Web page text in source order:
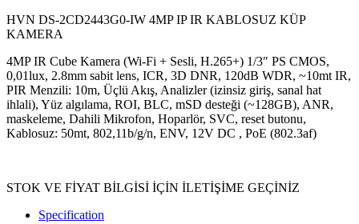
HVN DS-2CD2443G0-IW 4MP IP IR KABLOSUZ KÜP
KAMERA
4MP IR Cube Kamera (Wi-Fi + Sesli, H.265+) 1/3″ PS CMOS,
0,01lux, 2.8mm sabit lens, ICR, 3D DNR, 120dB WDR, ~10mt IR,
PIR Menzili: 10m, Üçlü Akış, Analizler (izinsiz giriş, sanal hat
ihlali), Yüz algılama, ROI, BLC, mSD desteği (~128GB), ANR,
maskeleme, Dahili Mikrofon, Hoparlör, SVC, reset butonu,
Kablosuz: 50mt, 802,11b/g/n, ENV, 12V DC , PoE (802.3af)
STOK VE FİYAT BİLGİSİ İÇİN İLETİŞİME GEÇİNİZ
Specification